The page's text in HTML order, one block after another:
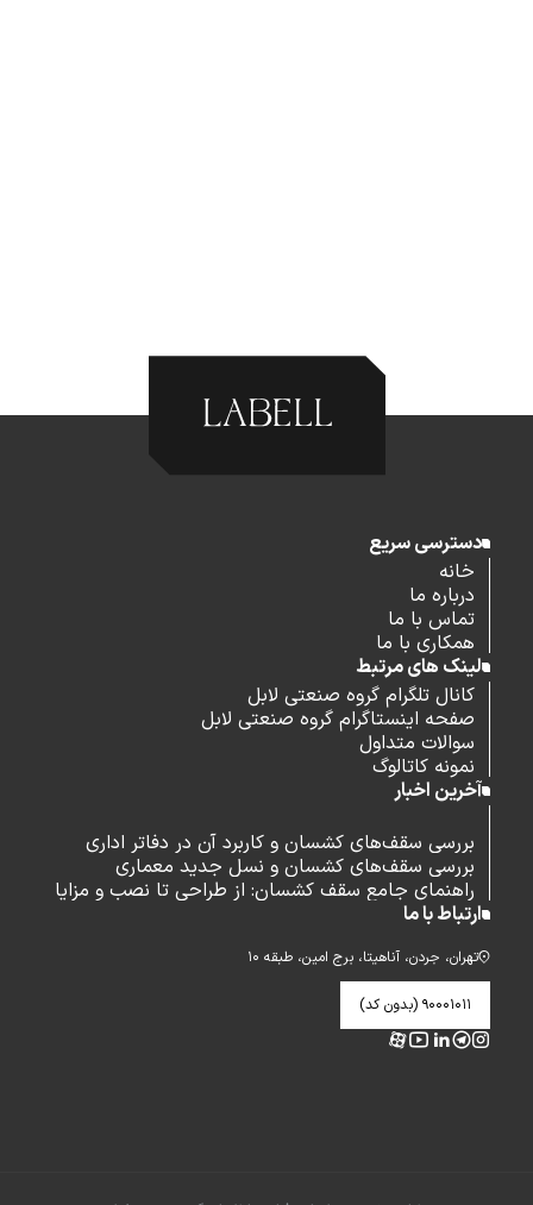
دسترسی سریع
خانه
درباره ما
تماس با ما
همکاری با ما
لینک های مرتبط
کانال تلگرام گروه صنعتی لابل
صفحه اینستاگرام گروه صنعتی لابل
سوالات متداول
نمونه کاتالوگ
آخرین اخبار
بررسی سقف‌های کشسان و کاربرد آن در دفاتر اداری
بررسی سقف‌های کشسان و نسل جدید معماری
راهنمای جامع سقف کشسان: از طراحی تا نصب و مزایا
ارتباط با ما
تهران، جردن، آناهیتا، برج امین، طبقه ۱۰
۹۰۰۰۱۰۱۱ (بدون کد)